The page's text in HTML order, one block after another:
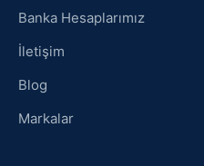
Banka Hesaplarımız
İletişim
Blog
Markalar